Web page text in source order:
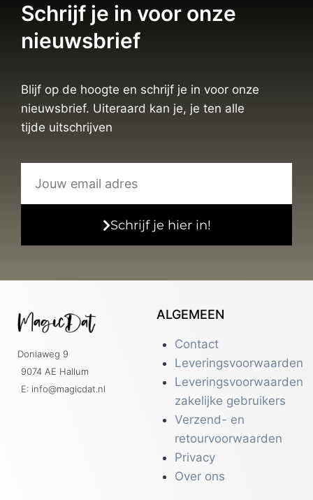
Schrijf je in voor onze
nieuwsbrief
Blijf op de hoogte en schrijf je in voor onze
nieuwsbrief. Uiteraard kan je, je ten alle
tijde uitschrijven
Schrijf je hier in!
Doniaweg 9
9074 AE Hallum
E: info@magicdat.nl
ALGEMEEN
Contact
Leveringsvoorwaarden
Leveringsvoorwaarden
zakelijke gebruikers
Verzend- en
retourvoorwaarden
Privacy
Over ons